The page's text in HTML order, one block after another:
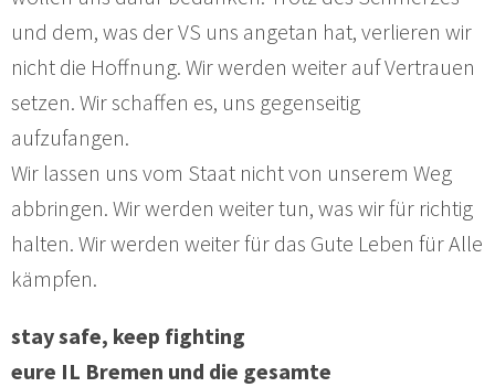
und dem, was der VS uns angetan hat, verlieren wir
nicht die Hoffnung. Wir werden weiter auf Vertrauen
setzen. Wir schaffen es, uns gegenseitig
aufzufangen.
Wir lassen uns vom Staat nicht von unserem Weg
abbringen. Wir werden weiter tun, was wir für richtig
halten. Wir werden weiter für das Gute Leben für Alle
kämpfen.
stay safe, keep fighting
eure IL Bremen und die gesamte